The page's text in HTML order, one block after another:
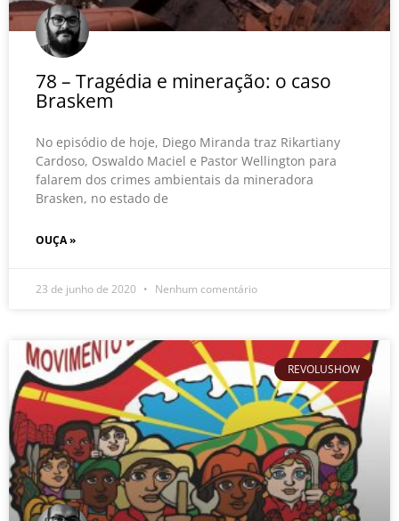
78 – Tragédia e mineração: o caso
Braskem
No episódio de hoje, Diego Miranda traz Rikartiany
Cardoso, Oswaldo Maciel e Pastor Wellington para
falarem dos crimes ambientais da mineradora
Brasken, no estado de
OUÇA »
23 de junho de 2020 Nenhum comentário
REVOLUSHOW